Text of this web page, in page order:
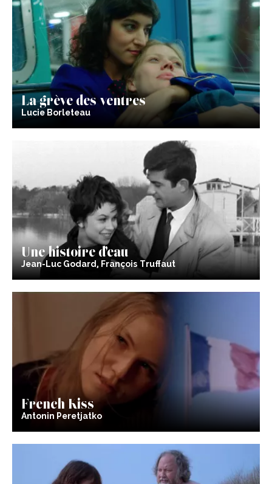
La grève des ventres
Lucie Borleteau
Une histoire d’eau
Jean-Luc Godard, François Truffaut
French Kiss
Antonin Peretjatko